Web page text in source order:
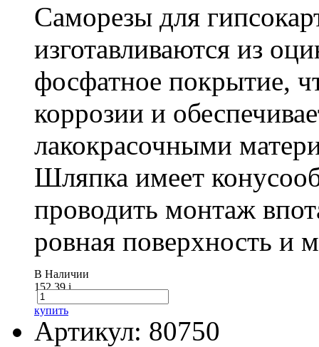
Саморезы для
изготавливаются из
фосфатное покрытие,
коррозии и
лакокрасочными
Шляпка имеет
проводить монтаж
ровная поверхность и
В Наличии
152.39i
купить
Артикул: 80750